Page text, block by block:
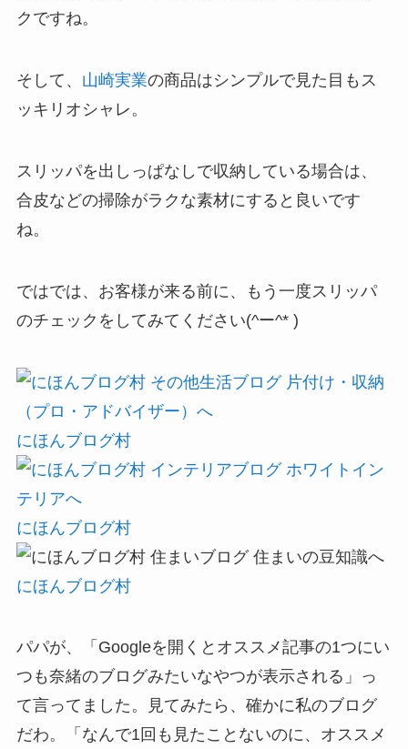
クですね。
そして、 山崎実業の商品はシンプルで見た目もス
ッキリオシャレ。
スリッパを出しっぱなしで収納している場合は、
合皮などの掃除がラクな素材にすると良いです
ね。
ではでは、お客様が来る前に、もう一度スリッパ
のチェックをしてみてください(^ー^* )
にほんブログ村
にほんブログ村
にほんブログ村
パパが、「Googleを開くとオススメ記事の1つにい
つも奈緒のブログみたいなやつが表示される」っ
て言ってました。見てみたら、確かに私のブログ
だわ。「なんで1回も見たことないのに、オススメ